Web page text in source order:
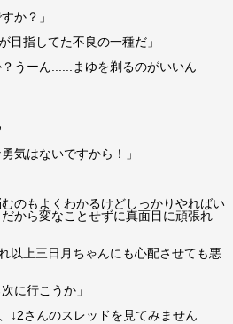
か？」
目指してた不良の一種だ」
うーん......まゆを剃るのがいいん
気はないですから！」
のもよくわかるけどしっかりやればい
から変なことせずに真面目に頑張れ
以上三日月ちゃんにも心配させても悪
に行こうか」
↓2さんのスレッドを見てみません